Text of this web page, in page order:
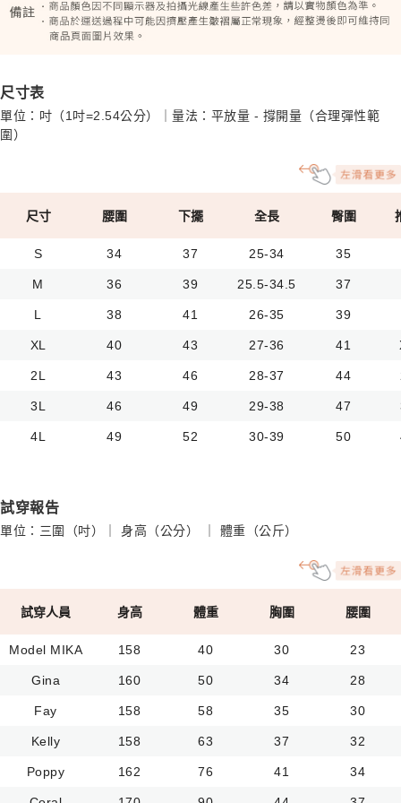
尺寸表
單位：吋（1吋=2.54公分）｜量法：平放量 - 撐開量（合理彈性範
圍）
尺寸 腰圍 下擺 全長 臀圍
S 34 37 25-34 35
M 36 39 25.5-34.5 37
L 38 41 26-35 39
XL 40 43 27-36 41
2L 43 46 28-37 44
3L 46 49 29-38 47
4L 49 52 30-39 50
試穿報告
單位：三圍（吋）｜ 身高（公分） ｜ 體重（公斤）
試穿人員 身高 體重 胸圍 腰圍
Model MIKA 158 40 30 23
Gina 160 50 34 28
Fay 158 58 35 30
Kelly 158 63 37 32
Poppy 162 76 41 34